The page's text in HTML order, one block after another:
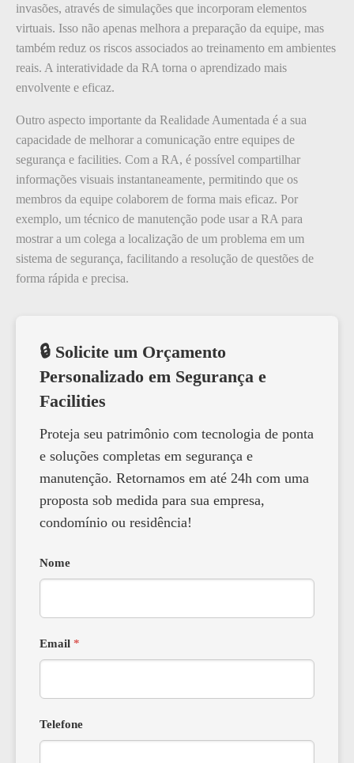
invasões, através de simulações que incorporam elementos
virtuais. Isso não apenas melhora a preparação da equipe, mas
também reduz os riscos associados ao treinamento em ambientes
reais. A interatividade da RA torna o aprendizado mais
envolvente e eficaz.
Outro aspecto importante da Realidade Aumentada é a sua
capacidade de melhorar a comunicação entre equipes de
segurança e facilities. Com a RA, é possível compartilhar
informações visuais instantaneamente, permitindo que os
membros da equipe colaborem de forma mais eficaz. Por
exemplo, um técnico de manutenção pode usar a RA para
mostrar a um colega a localização de um problema em um
sistema de segurança, facilitando a resolução de questões de
forma rápida e precisa.
🔒 Solicite um Orçamento
Personalizado em Segurança e
Facilities
Proteja seu patrimônio com tecnologia de ponta
e soluções completas em segurança e
manutenção. Retornamos em até 24h com uma
proposta sob medida para sua empresa,
condomínio ou residência!
Nome
Email *
Telefone